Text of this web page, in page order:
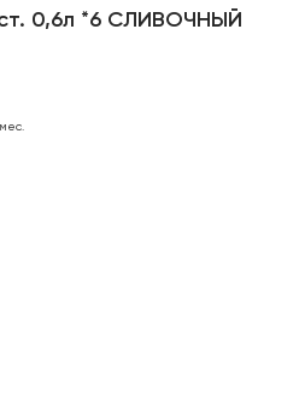
0,6л *6 СЛИВОЧНЫЙ